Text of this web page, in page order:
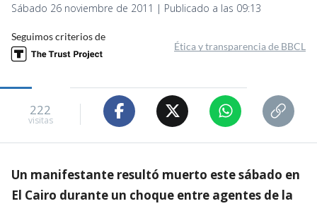
Sábado 26 noviembre de 2011 | Publicado a las 09:13
Seguimos criterios de
Ética y transparencia de BBCL
222
visitas
Un manifestante resultó muerto este sábado en
El Cairo durante un choque entre agentes de la